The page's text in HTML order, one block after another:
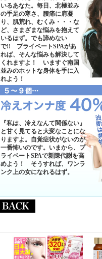
いるあなた。毎日、北極並み
の手足の寒さ、腰痛に肩凝
り、肌荒れ、むくみ・・・な
ど、さまざまな悩みを抱えて
いるはず。でも諦めない
で!! プライベートSPAがあ
れば、そんな悩みも解決して
くれますよ！ いますぐ南国
並みのホットな身体を手に入
れよう！
『私は、冷えなんて関係ない』
と甘く見てると大変なことにな
りますよ。自覚症状がないのが
一番怖いのです。いまから、プ
ライベートSPAで新陳代謝を高
めよう！ そうすれば、ワンラ
ンク上の女になれるはず。